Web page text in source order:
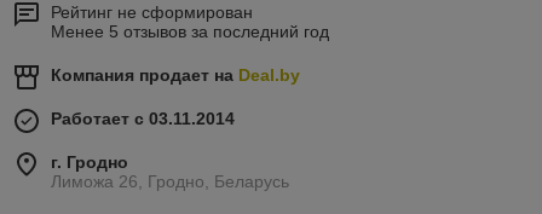
Рейтинг не сформирован
Менее 5 отзывов за последний год
Компания продает на Deal.by
Работает с 03.11.2014
г. Гродно
Лиможа 26, Гродно, Беларусь